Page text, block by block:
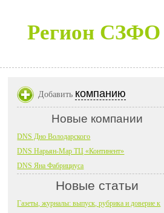
Регион СЗФО
Добавить компанию
Новые компании
DNS Дно Володарского
DNS Нарьян-Мар ТЦ «Континент»
DNS Яна Фабрициуса
Новые статьи
Газеты, журналы: выпуск, рубрика и доверие к